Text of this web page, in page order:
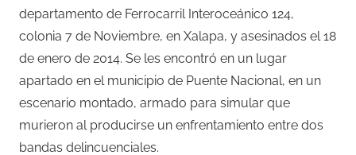
departamento de Ferrocarril Interoceánico 124,
colonia 7 de Noviembre, en Xalapa, y asesinados el 18
de enero de 2014. Se les encontró en un lugar
apartado en el municipio de Puente Nacional, en un
escenario montado, armado para simular que
murieron al producirse un enfrentamiento entre dos
bandas delincuenciales.